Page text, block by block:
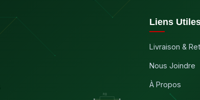
Liens
Livraison &
Nous Joindre
À Propos